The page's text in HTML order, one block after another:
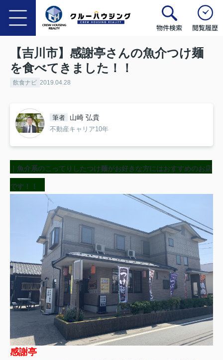
物件検索 閲覧履歴
【吉川市】感謝亭さんの魚介つけ麺
を食べてきました！！
飲食ナビ 2019.04.28
筆者 山崎 弘貴
不動産キャリア10年
｜魚介系のこってりしたつけ麺がお好きな方にはおすすめのお店
です！！
感謝亭